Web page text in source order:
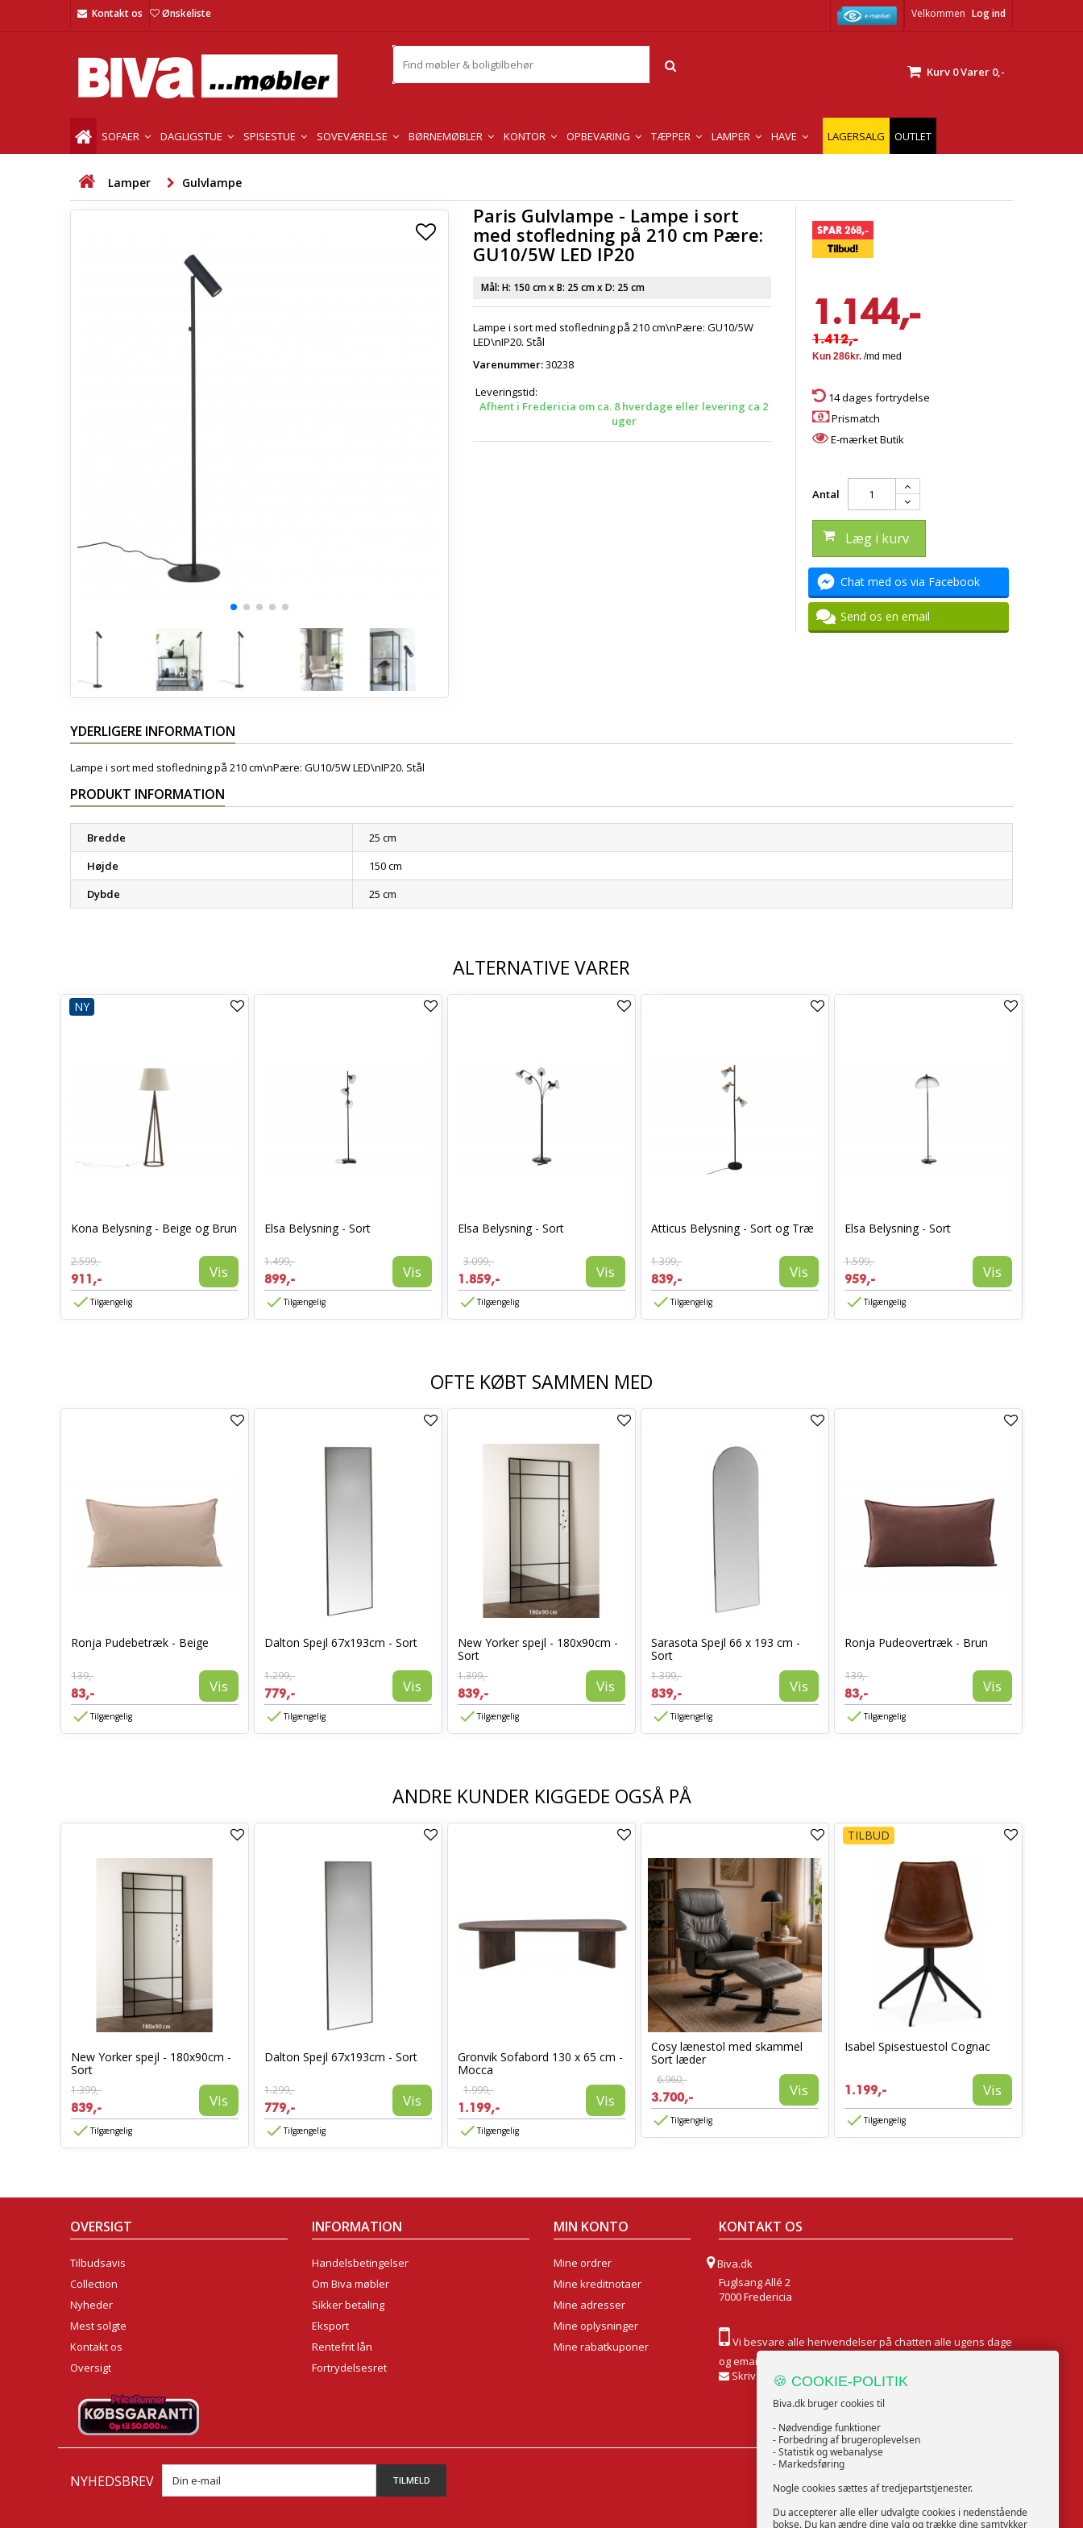
Velkommen Log ind
Kontakt os Ønskeliste
Kurv 0Varer 0,-
SOFAER DAGLIGSTUE SPISESTUE SOVEVÆRELSE BØRNEMØBLER KONTOR OPBEVARING TÆPPER LAMPER HAVE LAGERSALG OUTLET
Lamper Gulvlampe
Paris Gulvlampe - Lampe i sort
med stofledning på 210 cm Pære:
GU10/5W LED IP20
Mål: H: 150 cmx B: 25 cmx D: 25 cm
Lampe i sort med stofledning på 210 cm\nPære: GU10/5W
LED\nIP20. Stål
Varenummer:30238
Leveringstid:
Afhent i Fredericia om ca. 8 hverdage eller levering ca 2
uger
SPAR 268,-
Tilbud!
1.144,-
1.412,-
14 dages fortrydelse
Prismatch
E-mærket Butik
Antal
Læg i kurv
Chat med os via Facebook
Send os en email
YDERLIGERE INFORMATION
Lampe i sort med stofledning på 210 cm\nPære: GU10/5W LED\nIP20. Stål
PRODUKT INFORMATION
Bredde
25 cm
Højde
150 cm
Dybde
25 cm
ALTERNATIVE VARER
NY
Kona Belysning - Beige og Brun
2.599,-
911,- Vis
Tilgængelig
Elsa Belysning - Sort
1.499,-
899,- Vis
Tilgængelig
Elsa Belysning - Sort
3.099,-
1.859,- Vis
Tilgængelig
Atticus Belysning - Sort og Træ
1.399,-
839,- Vis
Tilgængelig
Elsa Belysning - Sort
1.599,-
959,- Vis
Tilgængelig
OFTE KØBT SAMMEN MED
Ronja Pudebetræk - Beige
139,-
83,- Vis
Tilgængelig
Dalton Spejl 67x193cm - Sort
1.299,-
779,- Vis
Tilgængelig
New Yorker spejl - 180x90cm -
Sort
1.399,-
839,- Vis
Tilgængelig
Sarasota Spejl 66 x 193 cm -
Sort
1.399,-
839,- Vis
Tilgængelig
Ronja Pudeovertræk - Brun
139,-
83,- Vis
Tilgængelig
ANDRE KUNDER KIGGEDE OGSÅ PÅ
New Yorker spejl - 180x90cm -
Sort
1.399,-
839,- Vis
Tilgængelig
Dalton Spejl 67x193cm - Sort
1.299,-
779,- Vis
Tilgængelig
Gronvik Sofabord 130 x 65 cm -
Mocca
1.999,-
1.199,- Vis
Tilgængelig
Cosy lænestol med skammel
Sort læder
6.960,-
3.700,- Vis
Tilgængelig
TILBUD
Isabel Spisestuestol Cognac
1.199,- Vis
Tilgængelig
OVERSIGT
Tilbudsavis
Collection
Nyheder
Mest solgte
Kontakt os
Oversigt
INFORMATION
Handelsbetingelser
Om Biva møbler
Sikker betaling
Eksport
Rentefrit lån
Fortrydelsesret
MIN KONTO
Mine ordrer
Mine kreditnotaer
Mine adresser
Mine oplysninger
Mine rabatkuponer
KONTAKT OS
Biva.dk
Fuglsang Allé 2
7000 Fredericia
Vi besvare alle henvendelser på chatten alle ugens dage
og email Mandag til Fredag
Skriv til os
NYHEDSBREV TILMELD FØLG OS
🍪 COOKIE-POLITIK
Biva.dk bruger cookies til
- Nødvendige funktioner
- Forbedring af brugeroplevelsen
- Statistik og webanalyse
- Markedsføring
Nogle cookies sættes af tredjepartstjenester.
Du accepterer alle eller udvalgte cookies i nedenstående
bokse. Du kan ændre dine valg og trække dine samtykker